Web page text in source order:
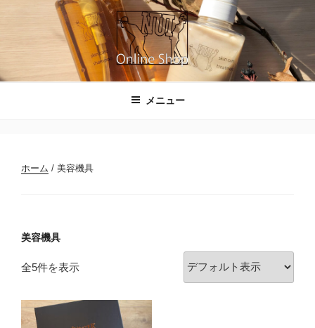
ツ
NUIのオンラインショップ
メニュー
ホーム / 美容機具
美容機具
全5件を表示